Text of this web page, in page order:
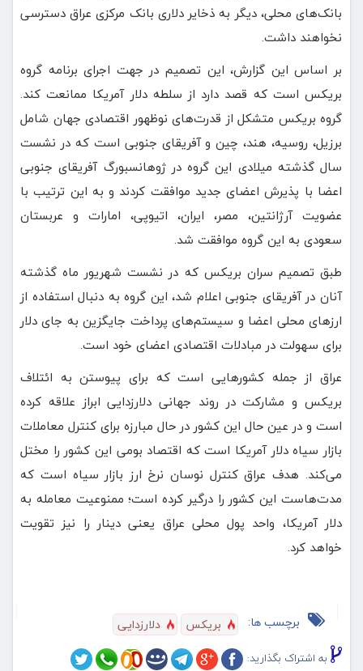
بانک‌های محلی، دیگر به ذخایر دلاری بانک مرکزی عراق دسترسی
نخواهند داشت.
بر اساس این گزارش، این تصمیم در جهت اجرای برنامه‌ گروه
بریکس است که قصد دارد از سلطه دلار آمریکا ممانعت کند.
گروه بریکس متشکل از قدرت‌های نوظهور اقتصادی جهان شامل
برزیل، روسیه، هند، چین و آفریقای جنوبی است که در نشست
سال گذشته میلادی این گروه در ژوهانسبورگ آفریقای جنوبی
اعضا با پذیرش اعضای جدید موافقت کردند و به این ترتیب با
عضویت آرژانتین، مصر، ایران، اتیوپی، امارات و عربستان
سعودی به این گروه موافقت شد.
طبق تصمیم سران بریکس که در نشست شهریور ماه گذشته
آنان در آفریقای جنوبی اعلام شد، این گروه به دنبال استفاده از
ارزهای محلی اعضا و سیستم‌های پرداخت جایگزین به جای دلار
برای سهولت در مبادلات اقتصادی اعضای خود است.
عراق از جمله کشورهایی است که برای پیوستن به ائتلاف
بریکس و مشارکت در روند جهانی دلارزدایی ابراز علاقه کرده
است و در عین حال این کشور در حال مبارزه برای کنترل معاملات
بازار سیاه دلار آمریکا است که اقتصاد بومی این کشور را مختل
می‌کند. هدف عراق کنترل نوسان نرخ ارز بازار سیاه است که
مدت‌هاست این کشور را درگیر کرده است؛ ممنوعیت معامله به
دلار آمریکا، واحد پول محلی عراق یعنی دینار را نیز تقویت
خواهد کرد.
برچسب ها: بریکس دلارزدایی
به اشتراک بگذارید: